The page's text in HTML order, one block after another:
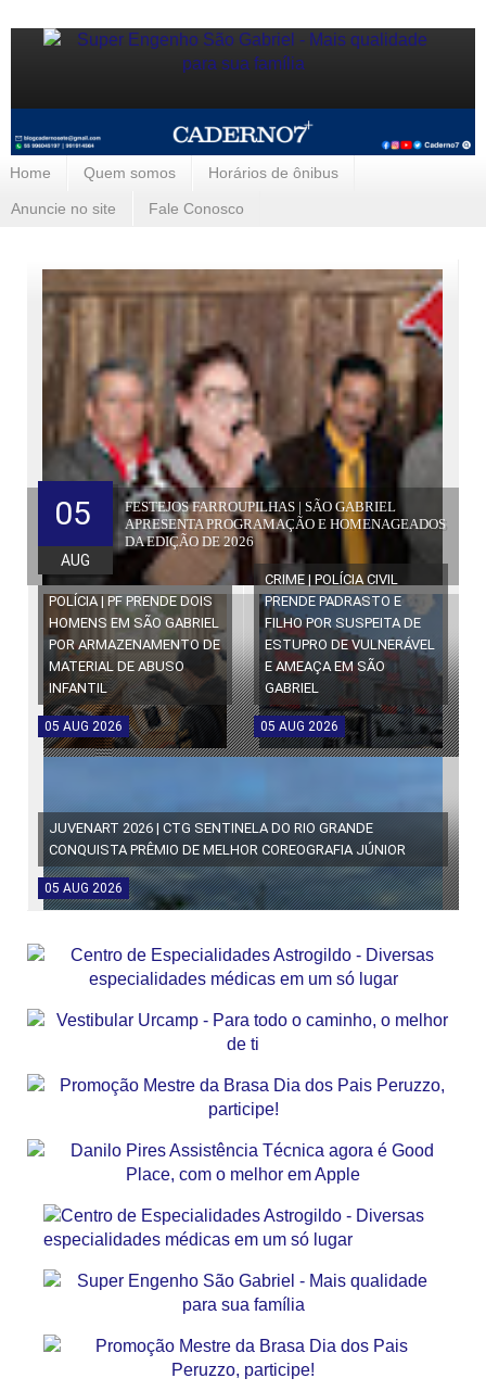
Home Quem somos Horários de ônibus
Anuncie no site Fale Conosco
FESTEJOS FARROUPILHAS | SÃO GABRIEL
APRESENTA PROGRAMAÇÃO E HOMENAGEADOS
DA EDIÇÃO DE 2026
05
AUG
POLÍCIA | PF PRENDE DOIS
HOMENS EM SÃO GABRIEL
POR ARMAZENAMENTO DE
MATERIAL DE ABUSO
INFANTIL
05 AUG 2026
CRIME | POLÍCIA CIVIL
PRENDE PADRASTO E
FILHO POR SUSPEITA DE
ESTUPRO DE VULNERÁVEL
E AMEAÇA EM SÃO
GABRIEL
05 AUG 2026
JUVENART 2026 | CTG SENTINELA DO RIO GRANDE
CONQUISTA PRÊMIO DE MELHOR COREOGRAFIA JÚNIOR
05 AUG 2026